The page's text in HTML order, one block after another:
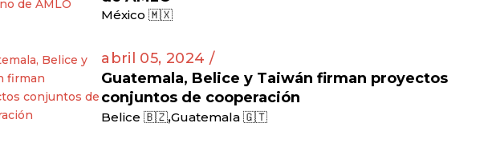
México 🇲🇽
abril 05, 2024 /
Guatemala, Belice y Taiwán firman proyectos
conjuntos de cooperación
Belice 🇧🇿,Guatemala 🇬🇹